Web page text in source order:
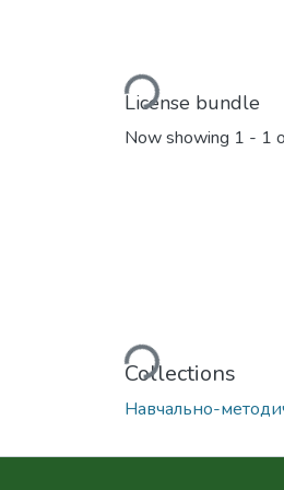
Loading...
License bundle
Now showing 1 - 1
Loading...
Collections
Навчально-